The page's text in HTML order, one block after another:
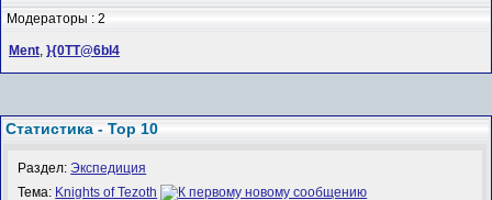
Модераторы : 2
Ment, }{0TT@6bI4
Статистика - Top 10
Раздел:Экспедиция
Тема: Knights of Tezoth